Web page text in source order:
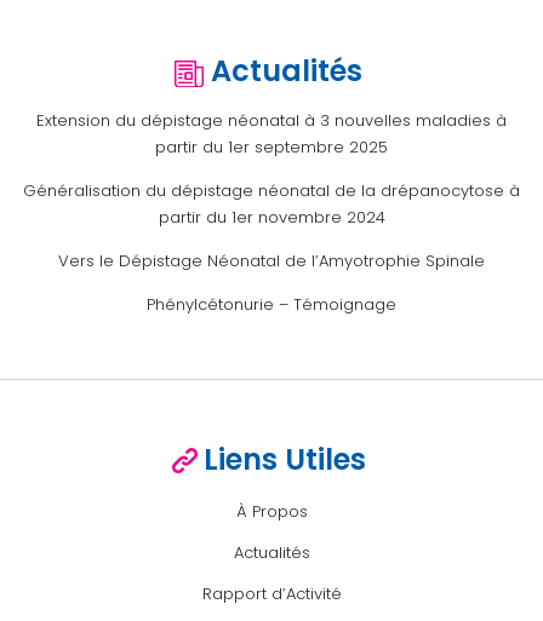
Actualités
Extension du dépistage néonatal à 3 nouvelles maladies à
partir du 1er septembre 2025
Généralisation du dépistage néonatal de la drépanocytose à
partir du 1er novembre 2024
Vers le Dépistage Néonatal de l’Amyotrophie Spinale
Phénylcétonurie – Témoignage
Liens Utiles
À Propos
Actualités
Rapport d’Activité